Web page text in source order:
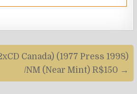
Canada) (1977 Press 1998)
/NM (Near Mint) R$150 →